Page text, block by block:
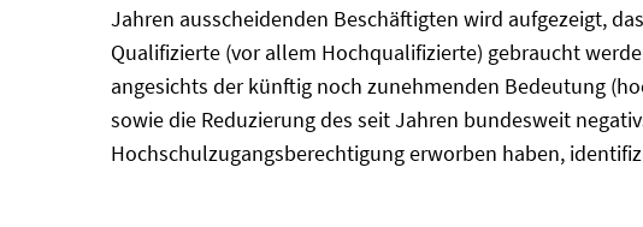
Jahren ausscheidenden Beschäftigten wird aufgezeigt,
Qualifizierte (vor allem Hochqualifizierte) gebraucht
angesichts der künftig noch zunehmenden Bedeutung
sowie die Reduzierung des seit Jahren bundesweit
Hochschulzugangsberechtigung erworben haben,